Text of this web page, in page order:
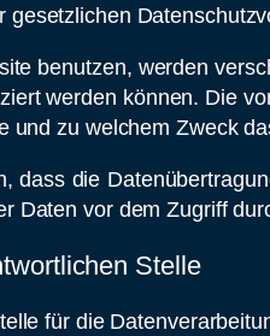
gesetzlichen
benutzen, werden
werden können. Die
und zu welchem Zweck
dass die
Daten vor dem Zugriff
Stelle
für die